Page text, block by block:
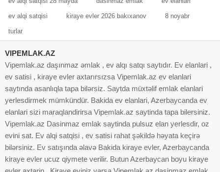
ev alqi satqisi kiraye evler 2026 bakıxanov 8 noyabr
turlar
VIPEMLAK.AZ
Vipemlak.az daşınmaz əmlak , ev alqı satqı saytıdır. Ev elanlari ,
ev satisi , kiraye evler axtarırsızsa Vipemlak.az ev elanlari
saytında asanlıqla tapa bilərsiz. Saytda müxtəlif emlak elanlari
yerlesdirmek mümkündür. Bakida ev elanlari, Azerbaycanda ev
elanlari sizi maraqlandirirsa Vipemlak.az saytinda tapa bilersiniz.
Vipemlak.az Dasinmaz emlak saytinda pulsuz elan yerlesdir, oz
evini sat. Ev alqi satqisi , ev satisi rahat şəkildə həyata keçirə
bilərsiniz. Ev satışında əlavə Bakida kiraye evler, Azerbaycanda
kiraye evler ucuz qiymete verilir. Butun Azerbaycan boyu kiraye